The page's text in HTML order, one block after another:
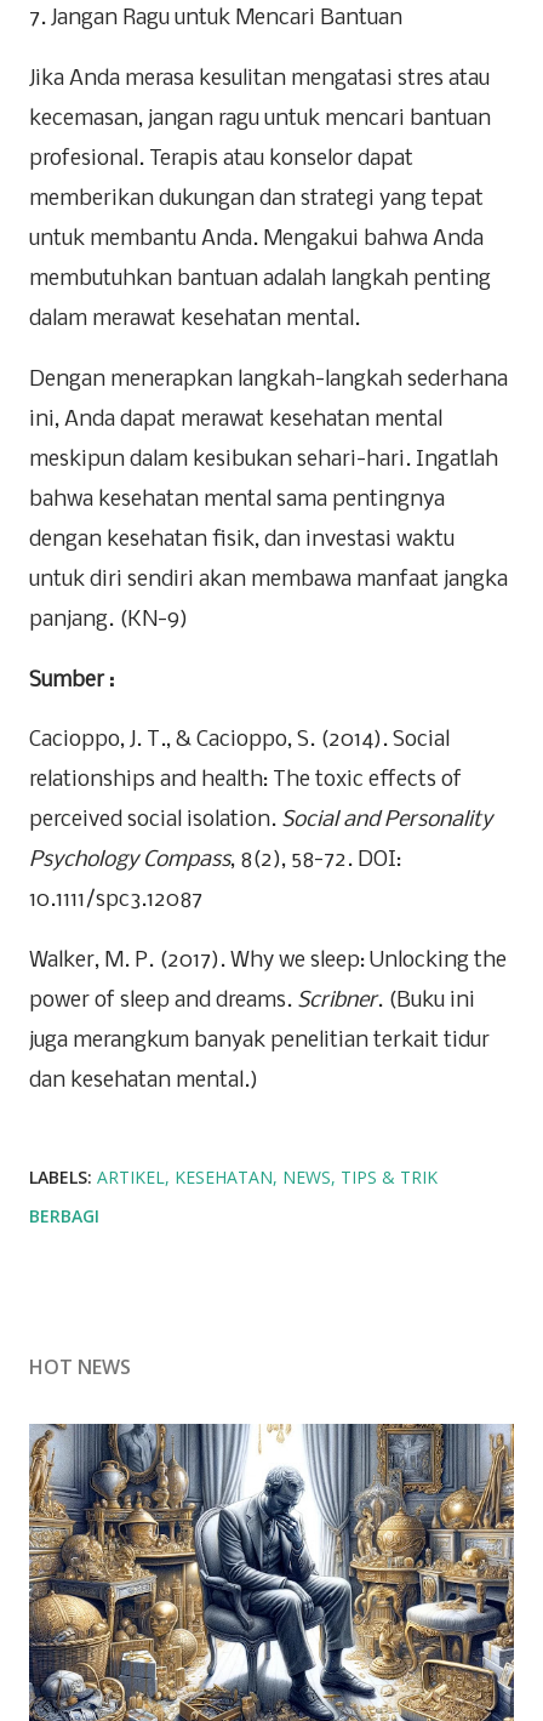
7. Jangan Ragu untuk Mencari Bantuan
Jika Anda merasa kesulitan mengatasi stres atau
kecemasan, jangan ragu untuk mencari bantuan
profesional. Terapis atau konselor dapat
memberikan dukungan dan strategi yang tepat
untuk membantu Anda. Mengakui bahwa Anda
membutuhkan bantuan adalah langkah penting
dalam merawat kesehatan mental.
Dengan menerapkan langkah-langkah sederhana
ini, Anda dapat merawat kesehatan mental
meskipun dalam kesibukan sehari-hari. Ingatlah
bahwa kesehatan mental sama pentingnya
dengan kesehatan fisik, dan investasi waktu
untuk diri sendiri akan membawa manfaat jangka
panjang. (KN-9)
Sumber :
Cacioppo, J. T., & Cacioppo, S. (2014). Social
relationships and health: The toxic effects of
perceived social isolation. Social and Personality
Psychology Compass, 8(2), 58-72. DOI:
10.1111/spc3.12087
Walker, M. P. (2017). Why we sleep: Unlocking the
power of sleep and dreams. Scribner. (Buku ini
juga merangkum banyak penelitian terkait tidur
dan kesehatan mental.)
LABELS: ARTIKEL KESEHATAN NEWS TIPS & TRIK
BERBAGI
HOT NEWS